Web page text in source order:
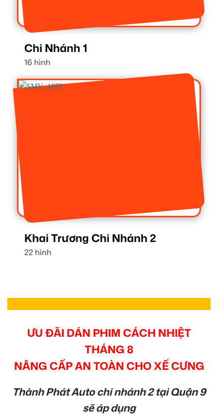
Chi Nhánh 1
16 hình
Khai Trương Chi Nhánh 2
22 hình
ƯU ĐÃI DÁN PHIM CÁCH NHIỆT
THÁNG 8
NÂNG CẤP AN TOÀN CHO XẾ CƯNG
Thành Phát Auto chi nhánh 2 tại Quận 9
sẽ áp dụng